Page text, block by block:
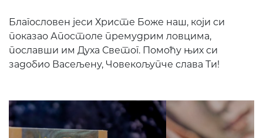
Благословен јеси Христе Боже наш, који си
показао Апостоле премудрим ловцима,
пославши им Духа Светог. Помоћу њих си
задобио Васељену, Човекољупче слава Ти!